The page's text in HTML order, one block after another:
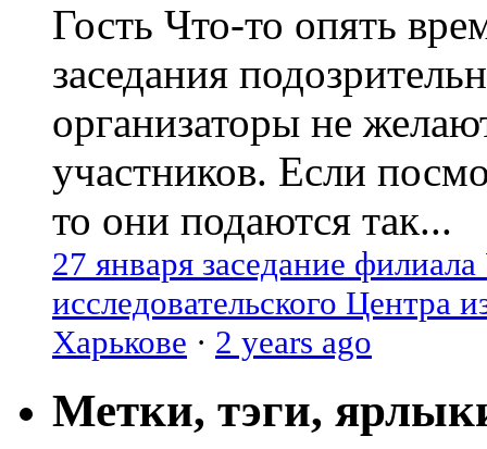
Гость Что-то опять
заседания
организаторы не
участников. Если
то они подаются так...
27 января заседание
исследовательского Центра
Харькове · 2 years ago
Метки, тэги,